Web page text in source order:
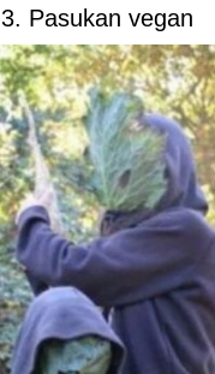
3. Pasukan vegan